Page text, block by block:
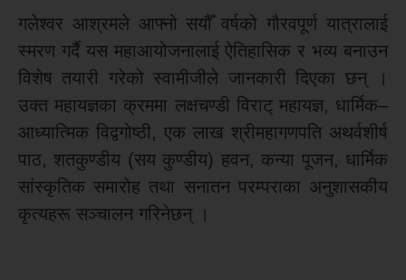
गलेश्वर आश्रमले आफ्नो सयौँ वर्षको गौरवपूर्ण यात्रालाई
स्मरण गर्दै यस महाआयोजनालाई ऐतिहासिक र भव्य बनाउन
विशेष तयारी गरेको स्वामीजीले जानकारी दिएका छन् ।
उक्त महायज्ञका क्रममा लक्षचण्डी विराट् महायज्ञ, धार्मिक–
आध्यात्मिक विद्वगोष्ठी, एक लाख श्रीमहागणपति अथर्वशीर्ष
पाठ, शतकुण्डीय (सय कुण्डीय) हवन, कन्या पूजन, धार्मिक
सांस्कृतिक समारोह तथा सनातन परम्पराका अनुशासकीय
कृत्यहरू सञ्चालन गरिनेछन् ।